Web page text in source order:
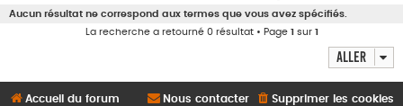
Aucun résultat ne correspond aux termes que vous avez spécifiés.
La recherche a retourné 0 résultat • Page 1sur 1
Aller
Accueil du forum Supprimer les cookies
Nous contacter